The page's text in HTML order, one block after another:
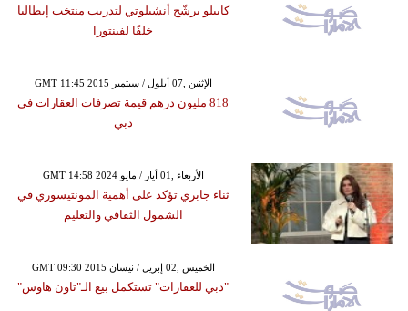
كابيلو يرشّح أنشيلوتي لتدريب منتخب إيطاليا
خلفًا لفينتورا
GMT 11:45 2015 الإثنين ,07 أيلول / سبتمبر
818 مليون درهم قيمة تصرفات العقارات في
دبي
GMT 14:58 2024 الأربعاء ,01 أيار / مايو
ثناء جابري تؤكد على أهمية المونتيسوري في
الشمول الثقافي والتعليم
GMT 09:30 2015 الخميس ,02 إبريل / نيسان
"دبي للعقارات" تستكمل بيع الـ"تاون هاوس"